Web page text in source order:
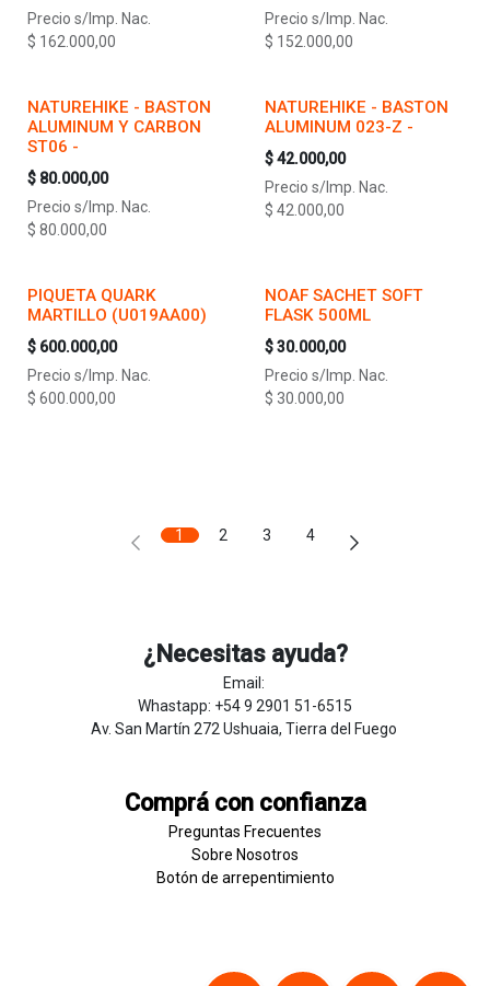
Precio s/Imp. Nac.
$ 162.000,00
Precio s/Imp. Nac.
$ 152.000,00
NATUREHIKE - BASTON
ALUMINUM Y CARBON
ST06 -
$ 80.000,00
Precio s/Imp. Nac.
$ 80.000,00
NATUREHIKE - BASTON
ALUMINUM 023-Z -
$42.000,00
Precio s/Imp. Nac.
$ 42.000,00
PIQUETA QUARK
MARTILLO (U019AA00)
$ 600.000,00
Precio s/Imp. Nac.
$ 600.000,00
NOAF SACHET SOFT
FLASK 500ML
$30.000,00
Precio s/Imp. Nac.
$ 30.000,00
1 2 3 4
¿Necesitas ayuda?
Email:
Whastapp: +54 9 2901 51-6515
Av. San Martín 272 Ushuaia, Tierra del Fuego
Comprá con confianza
Preguntas Frecuentes
Sobre Nosotros
Botón de ​arrepentim​​​iento